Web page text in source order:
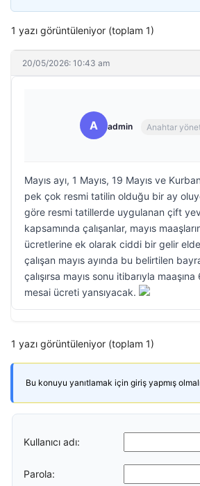
1 yazı görüntüleniyor (toplam 1)
20/05/2026: 10:43 am
A admin Anahtar
Mayıs ayı, 1 Mayıs, 19 Mayıs ve
pek çok resmi tatilin olduğu bir ay
göre resmi tatillerde uygulanan çift
kapsamında çalışanlar, mayıs
ücretlerine ek olarak ciddi bir gelir
çalışan mayıs ayında bu belirtilen
çalışırsa mayıs sonu itibarıyla
mesai ücreti yansıyacak.
1 yazı görüntüleniyor (toplam 1)
Bu konuyu yanıtlamak için giriş yapmış
Kullanıcı adı:
Parola: